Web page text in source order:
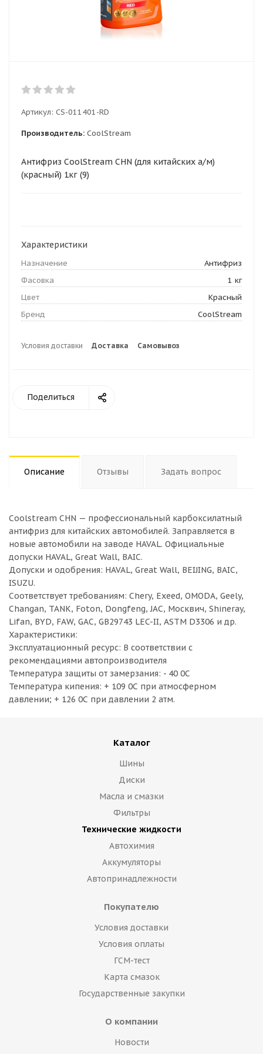
Артикул: CS-011401-RD
Производитель: CoolStream
Антифриз CoolStream CHN (для китайских а/м)
(красный) 1кг (9)
Характеристики
Назначение
Антифриз
Фасовка
1 кг
Цвет
Красный
Бренд
CoolStream
Условия доставки Доставка Самовывоз
Поделиться
Описание Отзывы Задать вопрос
Coolstream CHN — профессиональный карбоксилатный
антифриз для китайских автомобилей. Заправляется в
новые автомобили на заводе HAVAL. Официальные
допуски HAVAL, Great Wall, BAIC.
Допуски и одобрения: HAVAL, Great Wall, BEIJING, BAIC,
ISUZU.
Соответствует требованиям: Chery, Exeed, OMODA, Geely,
Changan, TANK, Foton, Dongfeng, JAC, Москвич, Shineray,
Lifan, BYD, FAW, GAC, GB29743 LEC-II, ASTM D3306 и др.
Характеристики:
Эксплуатационный ресурс: В соответствии с
рекомендациями автопроизводителя
Температура защиты от замерзания: - 40 0С
Температура кипения: + 109 0С при атмосферном
давлении; + 126 0С при давлении 2 атм.
Каталог
Шины
Диски
Масла и смазки
Фильтры
Технические жидкости
Автохимия
Аккумуляторы
Автопринадлежности
Покупателю
Условия доставки
Условия оплаты
ГСМ-тест
Карта смазок
Государственные закупки
О компании
Новости